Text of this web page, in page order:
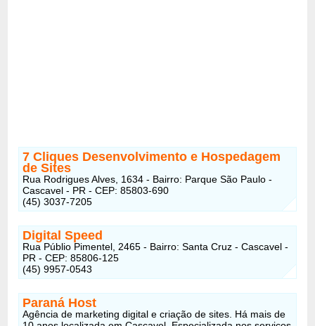
7 Cliques Desenvolvimento e Hospedagem
de Sites
Rua Rodrigues Alves, 1634 - Bairro: Parque São Paulo -
Cascavel - PR - CEP: 85803-690
(45) 3037-7205
Digital Speed
Rua Públio Pimentel, 2465 - Bairro: Santa Cruz - Cascavel -
PR - CEP: 85806-125
(45) 9957-0543
Paraná Host
Agência de marketing digital e criação de sites. Há mais de